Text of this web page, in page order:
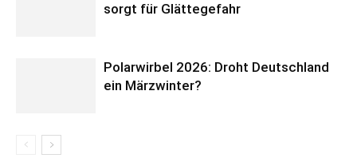
sorgt für Glättegefahr
Polarwirbel 2026: Droht Deutschland
ein Märzwinter?